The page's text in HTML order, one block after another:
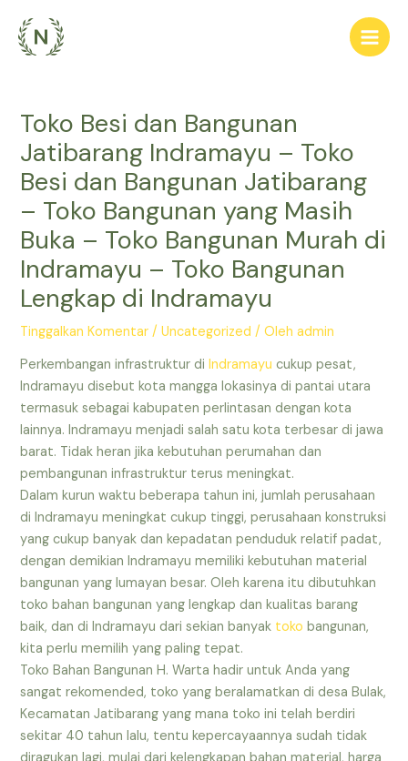
konten
Main
Toko Besi dan Bangunan
Jatibarang Indramayu – Toko
Besi dan Bangunan Jatibarang
– Toko Bangunan yang Masih
Buka – Toko Bangunan Murah di
Indramayu – Toko Bangunan
Lengkap di Indramayu
Tinggalkan Komentar /Uncategorized / Olehadmin
Perkembangan infrastruktur diIndramayu cukup pesat,
Indramayu disebut kota mangga lokasinya di pantai utara
termasuk sebagai kabupaten perlintasan dengan kota
lainnya. Indramayu menjadi salah satu kota terbesar di jawa
barat. Tidak heran jika kebutuhan perumahan dan
pembangunan infrastruktur terus meningkat.
Dalam kurun waktu beberapa tahun ini, jumlah perusahaan
di Indramayu meningkat cukup tinggi, perusahaan konstruksi
yang cukup banyak dan kepadatan penduduk relatif padat,
dengan demikian Indramayu memiliki kebutuhan material
bangunan yang lumayan besar. Oleh karena itu dibutuhkan
toko bahan bangunan yang lengkap dan kualitas barang
baik, dan di Indramayu dari sekian banyak toko bangunan,
kita perlu memilih yang paling tepat.
Toko Bahan Bangunan H. Warta hadir untuk Anda yang
sangat rekomended, toko yang beralamatkan di desa Bulak,
Kecamatan Jatibarang yang mana toko ini telah berdiri
sekitar 40 tahun lalu, tentu kepercayaannya sudah tidak